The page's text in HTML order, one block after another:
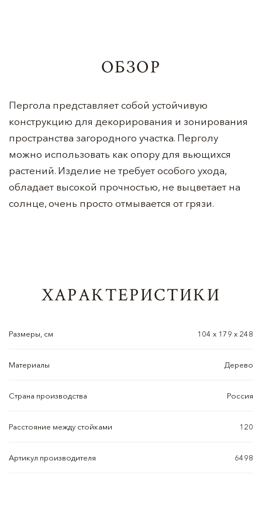
ОБЗОР
Пергола представляет собой устойчивую
конструкцию для декорирования и зонирования
пространства загородного участка. Перголу
можно использовать как опору для вьющихся
растений. Изделие не требует особого ухода,
обладает высокой прочностью, не выцветает на
солнце, очень просто отмывается от грязи.
ХАРАКТЕРИСТИКИ
Размеры, см 104 х 179 х 248
Материалы Дерево
Страна производства Россия
Расстояние между стойками 120
Артикул производителя 6498